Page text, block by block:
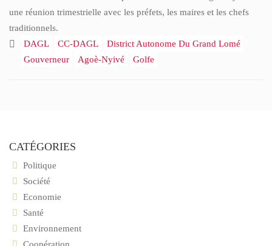
une réunion trimestrielle avec les préfets, les maires et les chefs
traditionnels.
DAGL
CC-DAGL
District Autonome Du Grand Lomé
Gouverneur
Agoè-Nyivé Golfe
CATÉGORIES
Politique
Société
Economie
Santé
Environnement